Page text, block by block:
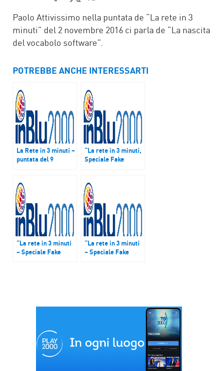
FACEBOOK
TWITTER
WHATSAPP
MAIL
Paolo Attivissimo nella puntata de “La rete in 3
minuti” del 2 novembre 2016 ci parla de “La nascita
del vocabolo software”.
POTREBBE ANCHE INTERESSARTI
La Rete in 3 minuti –
puntata del 9
“La rete in 3 minuti,
Speciale Fake
“La rete in 3 minuti
– Speciale Fake
“La rete in 3 minuti
– Speciale Fake